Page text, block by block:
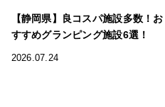
【静岡県】良コスパ施設多数！お
すすめグランピング施設6選！
2026.07.24